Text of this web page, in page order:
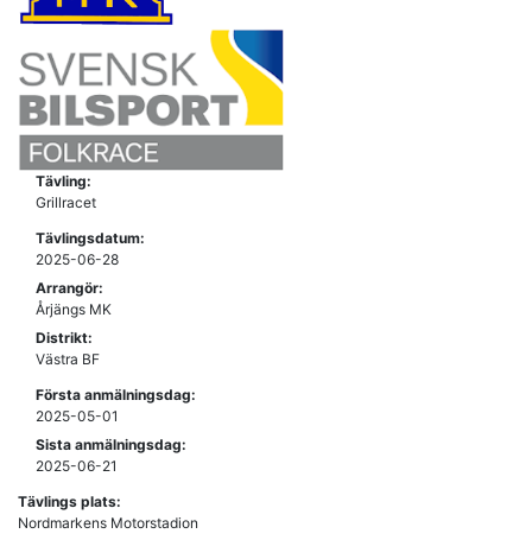
Tävling:
Grillracet
Tävlingsdatum:
2025-06-28
Arrangör:
Årjängs MK
Distrikt:
Västra BF
Första anmälningsdag:
2025-05-01
Sista anmälningsdag:
2025-06-21
Tävlings plats:
Nordmarkens Motorstadion